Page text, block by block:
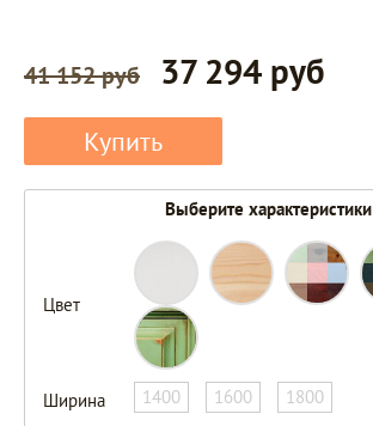
41 152 руб 37 294 руб
Купить
Выберите характеристики
Цвет
Ширина 1400 1600 1800